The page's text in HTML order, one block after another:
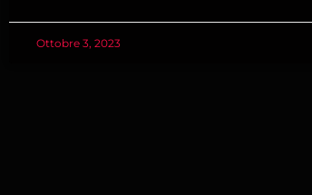
Ottobre 3, 2023